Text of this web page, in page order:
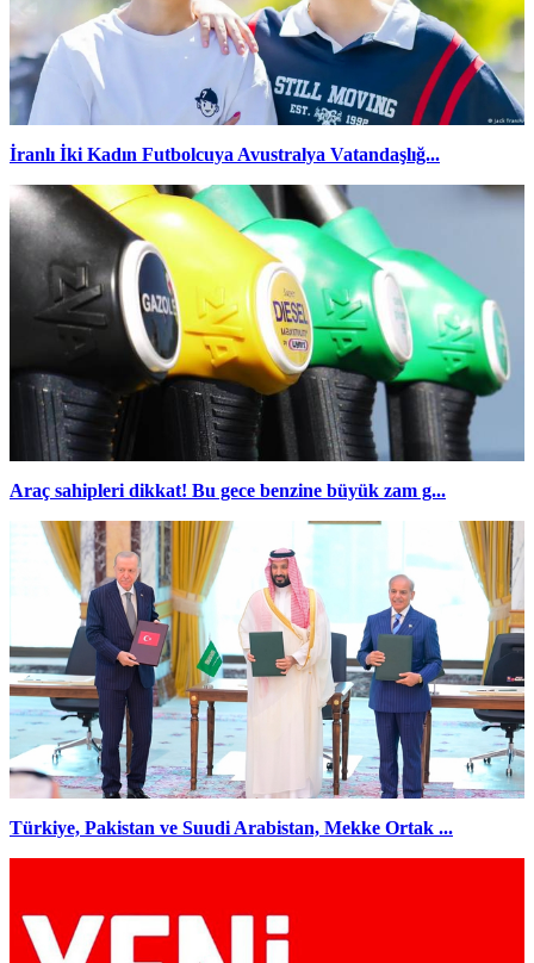
İranlı İki Kadın Futbolcuya Avustralya Vatandaşlığ...
Araç sahipleri dikkat! Bu gece benzine büyük zam g...
Türkiye, Pakistan ve Suudi Arabistan, Mekke Ortak ...